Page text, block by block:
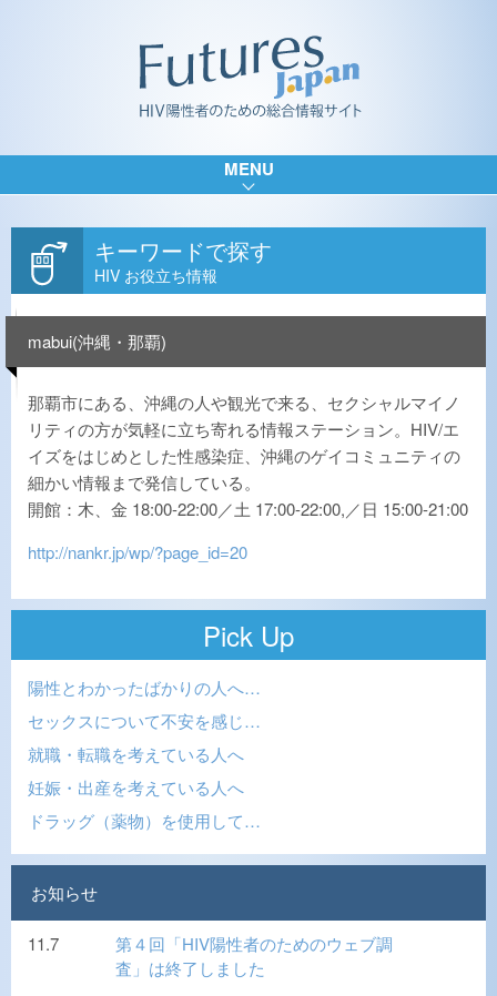
MENU
キーワードで探す
HIV お役立ち情報
mabui(沖縄・那覇)
那覇市にある、沖縄の人や観光で来る、セクシャルマイノ
リティの方が気軽に立ち寄れる情報ステーション。HIV/エ
イズをはじめとした性感染症、沖縄のゲイコミュニティの
細かい情報まで発信している。
開館：木、金 18:00-22:00／土 17:00-22:00,／日 15:00-21:00
http://nankr.jp/wp/?page_id=20
Pick Up
陽性とわかったばかりの人へ…
セックスについて不安を感じ…
就職・転職を考えている人へ
妊娠・出産を考えている人へ
ドラッグ（薬物）を使用して…
お知らせ
11.7
第４回「HIV陽性者のためのウェブ調
査」は終了しました